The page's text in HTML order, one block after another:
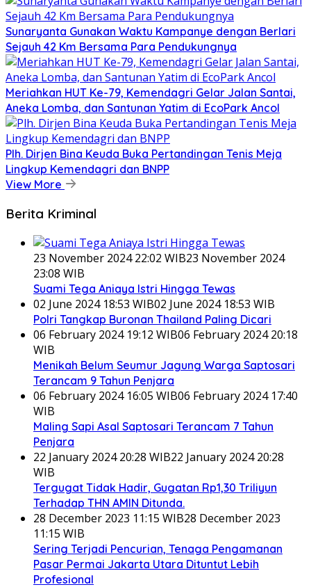
Sunaryanta Gunakan Waktu Kampanye dengan Berlari
Sejauh 42 Km Bersama Para Pendukungnya
Meriahkan HUT Ke-79, Kemendagri Gelar Jalan Santai,
Aneka Lomba, dan Santunan Yatim di EcoPark Ancol
Plh. Dirjen Bina Keuda Buka Pertandingan Tenis Meja
Lingkup Kemendagri dan BNPP
View More
Berita Kriminal
23 November 2024 22:02 WIB23 November 2024
23:08 WIB
Suami Tega Aniaya Istri Hingga Tewas
02 June 2024 18:53 WIB02 June 2024 18:53 WIB
Polri Tangkap Buronan Thailand Paling Dicari
06 February 2024 19:12 WIB06 February 2024 20:18
WIB
Menikah Belum Seumur Jagung Warga Saptosari
Terancam 9 Tahun Penjara
06 February 2024 16:05 WIB06 February 2024 17:40
WIB
Maling Sapi Asal Saptosari Terancam 7 Tahun
Penjara
22 January 2024 20:28 WIB22 January 2024 20:28
WIB
Tergugat Tidak Hadir, Gugatan Rp1,30 Triliyun
Terhadap THN AMIN Ditunda.
28 December 2023 11:15 WIB28 December 2023
11:15 WIB
Sering Terjadi Pencurian, Tenaga Pengamanan
Pasar Permai Jakarta Utara Dituntut Lebih
Profesional